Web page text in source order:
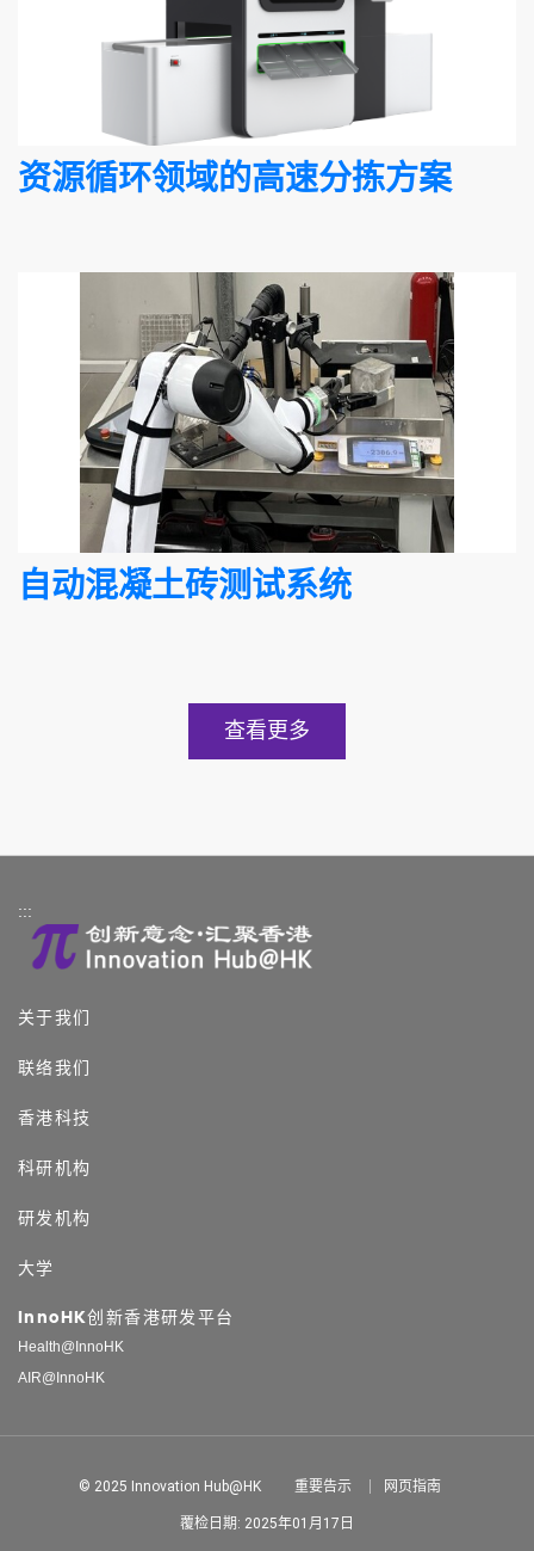
资源循环领域的高速分拣方案
自动混凝土砖测试系统
查看更多
:::
关于我们
联络我们
香港科技
科研机构
研发机构
大学
InnoHK创新香港研发平台
Health@InnoHK
AIR@InnoHK
© 2025 Innovation Hub@HK 重要告示 网页指南
覆检日期: 2025年01月17日